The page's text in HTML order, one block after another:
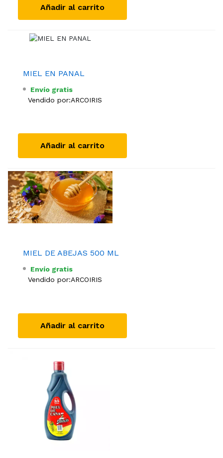
Añadir al carrito
MIEL EN PANAL
Envío gratis
Vendido por:ARCOIRIS
Añadir al carrito
MIEL DE ABEJAS 500 ML
Envío gratis
Vendido por:ARCOIRIS
Añadir al carrito